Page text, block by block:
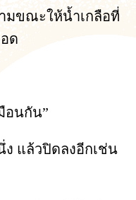
มขณะให้น้ำเกลือที่
ด
อนกัน”
แล้วปิดลงอีกเช่น